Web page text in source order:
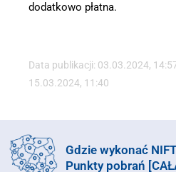
dodatkowo płatna.
Data publikacji: 03.03.2024,
15.03.2024, 11:40
Gdzie wykonać
Punkty pobrań